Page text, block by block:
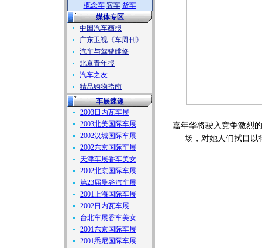
概念车 客车 货车
媒体专区
中国汽车画报
广东卫视《车周刊》
汽车与驾驶维修
北京青年报
汽车之友
精品购物指南
车展速递
2003日内瓦车展
2003北美国际车展
2002汉城国际车展
2002东京国际车展
天津车展香车美女
2002北京国际车展
第23届曼谷汽车展
2001上海国际车展
2002日内瓦车展
台北车展香车美女
2001东京国际车展
2001悉尼国际车展
嘉年华将驶入竞争激烈
场，对她人们拭目以